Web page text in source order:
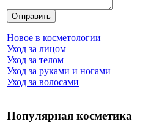
Новое в косметологии
Уход за лицом
Уход за телом
Уход за руками и ногами
Уход за волосами
Популярная косметика